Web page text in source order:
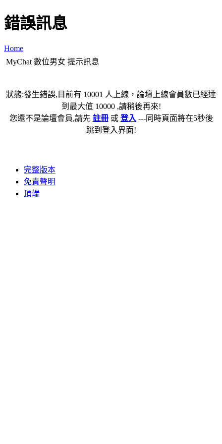
錯誤訊息
Home
MyChat 數位男女 提示訊息
狀態:發生錯誤,目前有 10001 人上線，論壇上線會員數已經達
到最大值 10000 ,請稍後再來!
您還不是論壇會員,請先 註冊或 登入 ---同時頁面將在5秒後
跳到登入界面!
完整版本
免責聲明
頂端